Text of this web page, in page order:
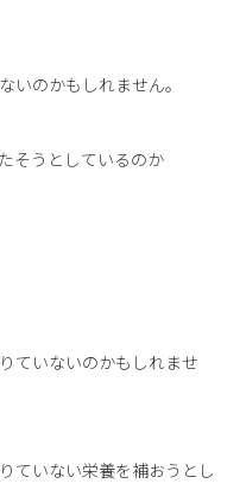
いのかもしれません。
そうとしているのか
ていないのかもしれませ
ていない栄養を補おうとし